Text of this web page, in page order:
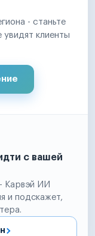
- станьте
клиенты
с вашей
Карвэй ИИ
и подскажет,